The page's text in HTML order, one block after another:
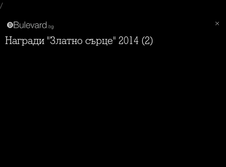
/
Награди "Златно сърце" 2014 (2)